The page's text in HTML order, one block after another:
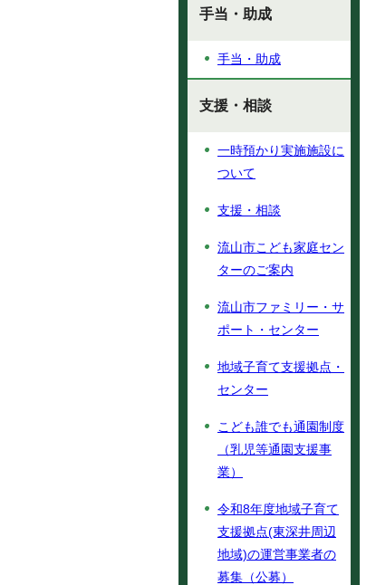
手当・助成
手当・助成
支援・相談
一時預かり実施施設に
ついて
支援・相談
流山市こども家庭セン
ターのご案内
流山市ファミリー・サ
ポート・センター
地域子育て支援拠点・
センター
こども誰でも通園制度
（乳児等通園支援事
業）
令和8年度地域子育て
支援拠点(東深井周辺
地域)の運営事業者の
募集（公募）